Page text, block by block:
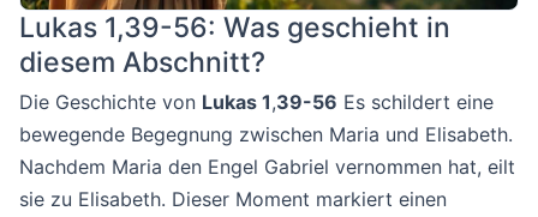
Lukas 1,39-56: Was geschieht in
diesem Abschnitt?
Die Geschichte von Lukas 1,39-56 Es schildert eine
bewegende Begegnung zwischen Maria und Elisabeth.
Nachdem Maria den Engel Gabriel vernommen hat, eilt
sie zu Elisabeth. Dieser Moment markiert einen